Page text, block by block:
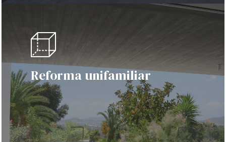
Reforma unifamiliar